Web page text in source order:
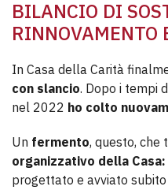
BILANCIO DI
RINNOVAMENTO
In Casa della Carità
con slancio. Dopo i tempi
nel 2022 ho colto
Un fermento, questo, che
organizzativo della Casa:
progettato e avviato